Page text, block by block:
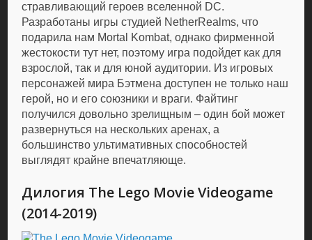
стравливающий героев вселенной DC.
Разработаны игры студией NetherRealms, что
подарила нам Mortal Kombat, однако фирменной
жестокости тут нет, поэтому игра подойдет как для
взрослой, так и для юной аудитории. Из игровых
персонажей мира Бэтмена доступен не только наш
герой, но и его союзники и враги. Файтинг
получился довольно зрелищным – один бой может
развернуться на нескольких аренах, а
большинство ультимативных способностей
выглядят крайне впечатляюще.
Дилогия The Lego Movie Videogame
(2014-2019)